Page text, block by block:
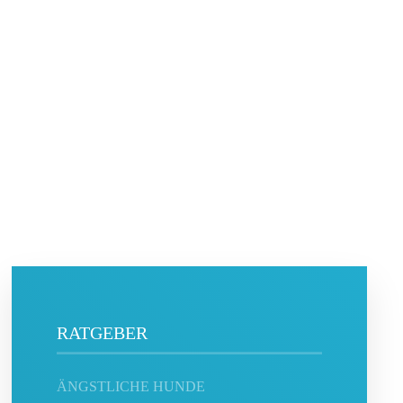
RATGEBER
ÄNGSTLICHE HUNDE